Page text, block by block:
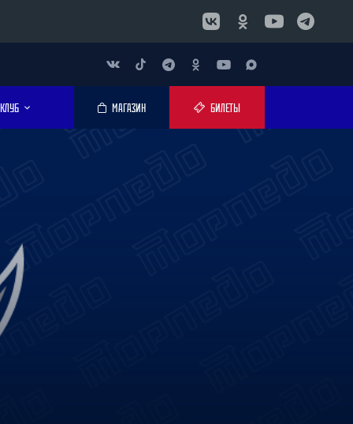
КЛУБ МАГАЗИН БИЛЕТЫ